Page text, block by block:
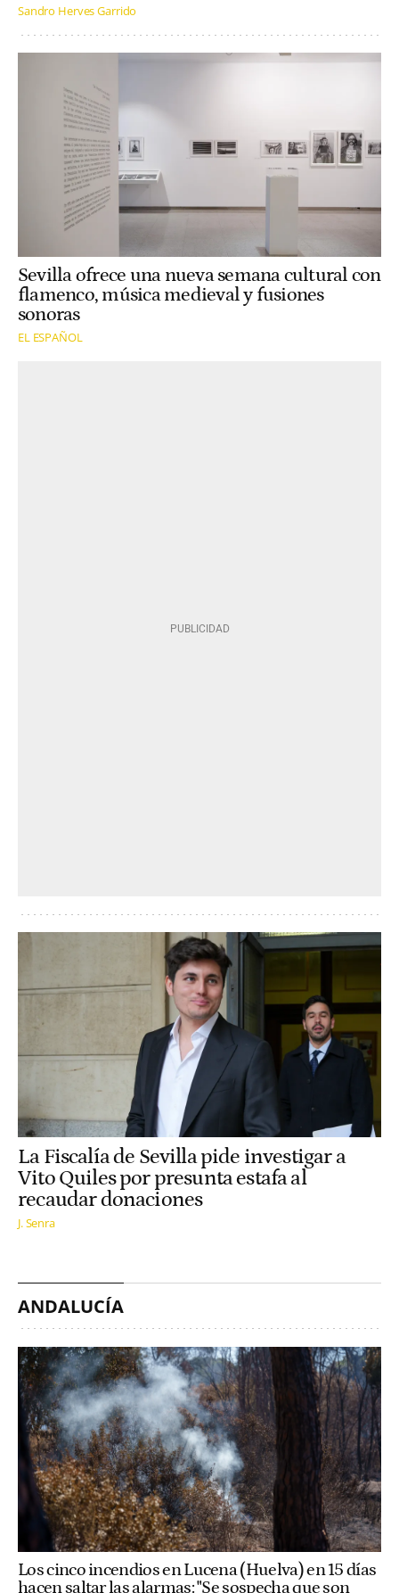
Sandro Herves Garrido
Sevilla ofrece una nueva semana cultural con
flamenco, música medieval y fusiones
sonoras
EL ESPAÑOL
La Fiscalía de Sevilla pide investigar a
Vito Quiles por presunta estafa al
recaudar donaciones
J. Senra
ANDALUCÍA
Los cinco incendios en Lucena (Huelva) en 15 días
hacen saltar las alarmas: "Se sospecha que son